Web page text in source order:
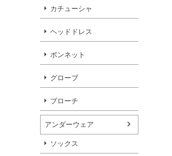
カチューシャ
ヘッドドレス
ボンネット
グローブ
ブローチ
アンダーウェア
ソックス